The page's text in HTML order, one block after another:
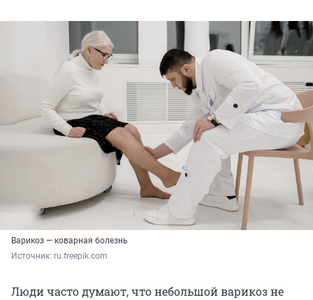
Варикоз — коварная болезнь
Источник: ru.freepik.com
Люди часто думают, что небольшой варикоз не